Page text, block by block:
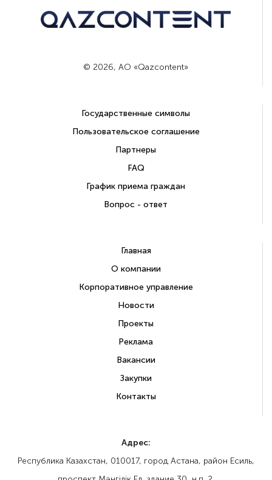
© 2026, АО «Qazcontent»
Государственные символы
Пользовательское соглашение
Партнеры
FAQ
График приема граждан
Вопрос - ответ
Главная
О компании
Корпоративное управление
Новости
Проекты
Реклама
Вакансии
Закупки
Контакты
Адрес:
Республика Казахстан, 010017, город Астана, район Есиль,